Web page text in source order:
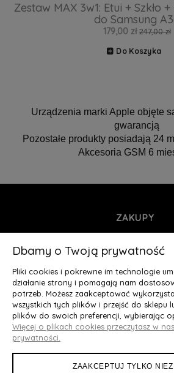
Zestaw MAX 3w1: Etui + Szkło
do Samsung
179,00 zł 247,00 zł
Do Koszyka
Urządzenia marki Apple objęte
gwarancją
Pozostałe produkty posiadają 24
Akcesoria GSM 6
ZAKUPY
INFORMACJE
MOJE KONTO
O NAS
Deluxury.pl
Dbamy o Twoją prywatność
Pliki cookies i pokrewne im technologie
działanie strony i pomagają nam
potrzeb. Możesz zaakceptować
wszystkich tych plików i przejść do sklepu
plików do swoich preferencji, wybierając
Więcej o plikach cookies przeczytasz w
prywatności.
ZAAKCEPTUJ TYLKO